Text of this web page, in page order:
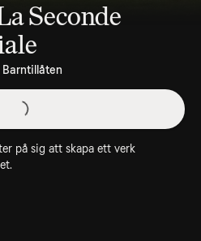
Seconde
Barntillåten
på sig att skapa ett verk